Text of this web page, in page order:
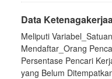
Data
Meliputi
Mendaftar_Orang
Persentase Pencari
yang Belum